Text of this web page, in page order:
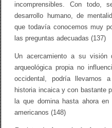
a
r
e
l
ó
g
i
c
/
incomprensibles. Con todo,
desarrollo humano, de
que todavía conocemos muy
las preguntas adecuadas (137)
Un acercamiento a su visión
arqueológica propia no
occidental, podría llevarnos
historia incaica y con bastante
la que domina hasta ahora
americanos (148)